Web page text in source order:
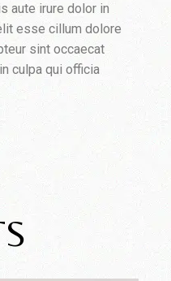
aute irure dolor in
esse cillum dolore
sint occaecat
culpa qui officia